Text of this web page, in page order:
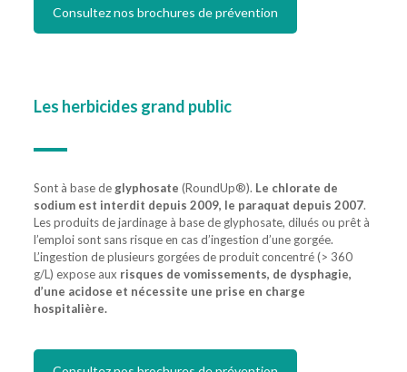
Consultez nos brochures de prévention
Les herbicides grand public
Sont à base de glyphosate (RoundUp®). Le chlorate de
sodium est interdit depuis 2009, le paraquat depuis 2007.
Les produits de jardinage à base de glyphosate, dilués ou prêt à
l’emploi sont sans risque en cas d’ingestion d’une gorgée.
L’ingestion de plusieurs gorgées de produit concentré (> 360
g/L) expose aux risques de vomissements, de dysphagie,
d’une acidose et nécessite une prise en charge
hospitalière.